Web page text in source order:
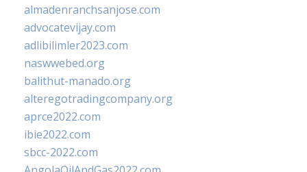
almadenranchsanjose.com
advocatevijay.com
adlibilimler2023.com
naswwebed.org
balithut-manado.org
alteregotradingcompany.org
aprce2022.com
ibie2022.com
sbcc-2022.com